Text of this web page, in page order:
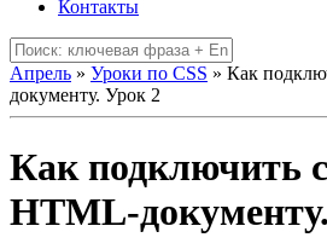
Контакты
Апрель » Уроки по CSS » Как
документу. Урок 2
Как подключить
HTML-